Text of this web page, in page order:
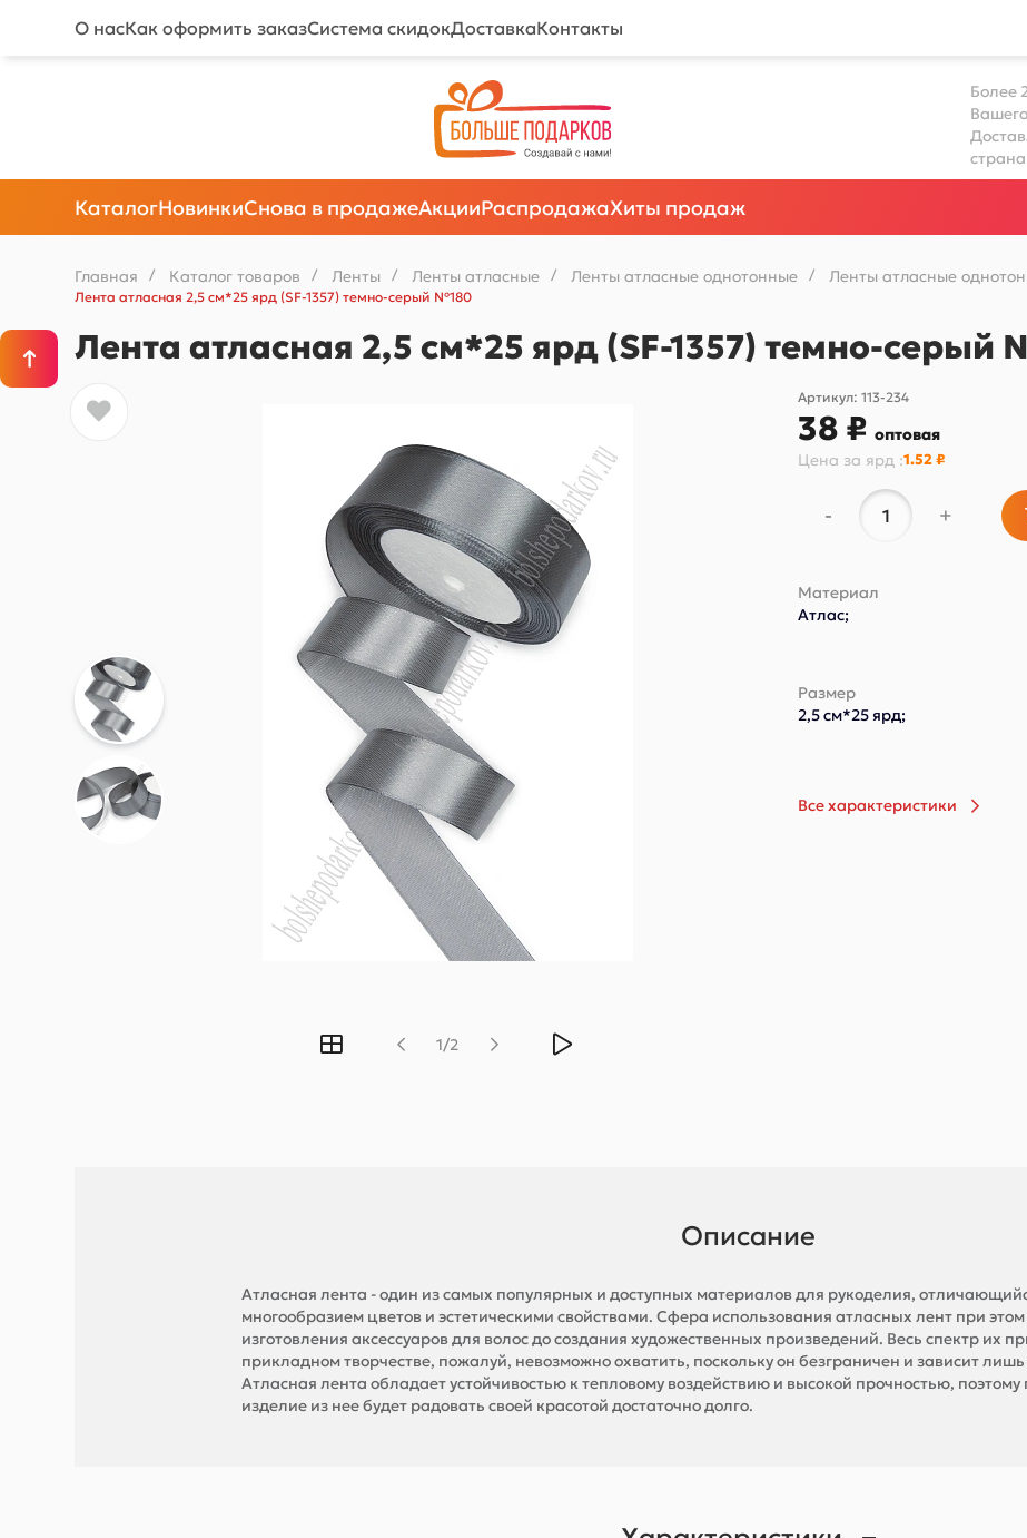
О насКак оформить заказСистема скидокДоставкаКонтакты
Более
КаталогНовинкиСнова в продажеАкцииРаспродажаХиты продаж
Главная / Каталог товаров / Ленты / Ленты атласные / Ленты атласные однотонные / Ленты атласные
Лента атласная 2,5 см*25 ярд (SF-1357) темно-серый №180
Лента атласная 2,5 см*25 ярд (SF-1357) темно-серый
1/2
Артикул:113-234
38 ₽оптовая
Цена за ярд :1.52 ₽
- +
Материал
Атлас;
Размер
2,5 см*25 ярд;
Все характеристики
Описание
Атласная лента - один из самых популярных и доступных материалов для рукоделия,
многообразием цветов и эстетическими свойствами. Сфера использования атласных лент при
изготовления аксессуаров для волос до создания художественных произведений. Весь спектр их
прикладном творчестве, пожалуй, невозможно охватить, поскольку он безграничен и зависит
Атласная лента обладает устойчивостью к тепловому воздействию и высокой прочностью,
изделие из нее будет радовать своей красотой достаточно долго.